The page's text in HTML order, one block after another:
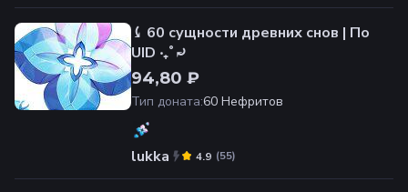
⤹ 60 сущности древних снов | По
UID ‧₊˚⤾
94,80 ₽
Тип доната:60 Нефритов
lukka (55)
4.9